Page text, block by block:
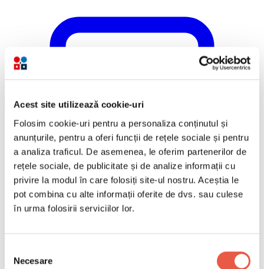
Acest site utilizează cookie-uri
Folosim cookie-uri pentru a personaliza conținutul și
anunțurile, pentru a oferi funcții de rețele sociale și pentru
a analiza traficul. De asemenea, le oferim partenerilor de
rețele sociale, de publicitate și de analize informații cu
privire la modul în care folosiți site-ul nostru. Aceștia le
pot combina cu alte informații oferite de dvs. sau culese
în urma folosirii serviciilor lor.
consimțământului
Necesare